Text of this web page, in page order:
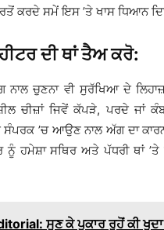
ਕਰਦੇ ਸਮੇਂ ਇਸ ’ਤੇ ਖਾਸ ਧਿਆਨ
ਦੀ ਥਾਂ ਤੈਅ ਕਰੋ:
ਨਾਲ ਚੁਣਨਾ ਵੀ ਸੁਰੱਖਿਆ ਦੇ
ਚੀਜ਼ਾਂ ਜਿਵੇਂ ਕੱਪੜੇ, ਪਰਦੇ ਜਾਂ
’ਚ ਆਉਣ ਨਾਲ ਅੱਗ ਦਾ
ਨੂੰ ਹਮੇਸ਼ਾ ਸਥਿਰ ਅਤੇ ਪੱਧਰੀ ਥਾਂ
ਸੁਣ ਕੇ ਪੁਕਾਰ ਰੂਹੋਂ ਕੀ